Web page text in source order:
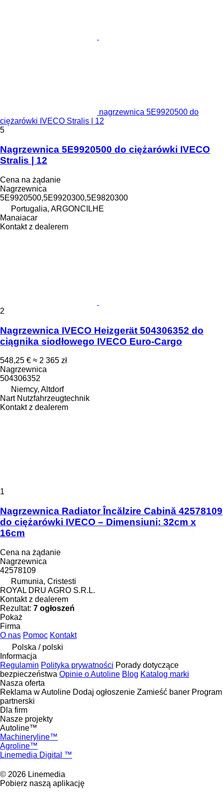
nagrzewnica 5E9920500 do
ciężarówki IVECO Stralis | 12
5
Nagrzewnica 5E9920500 do ciężarówki IVECO
Stralis | 12
Cena na żądanie
Nagrzewnica
5E9920500,5E9920300,5E9820300
Portugalia, ARGONCILHE
Manaiacar
Kontakt z dealerem
2
Nagrzewnica IVECO Heizgerät 504306352 do
ciągnika siodłowego IVECO Euro-Cargo
548,25 € ≈ 2 365 zł
Nagrzewnica
504306352
Niemcy, Altdorf
Nart Nutzfahrzeugtechnik
Kontakt z dealerem
1
Nagrzewnica Radiator Încălzire Cabină 42578109
do ciężarówki IVECO – Dimensiuni: 32cm x
16cm
Cena na żądanie
Nagrzewnica
42578109
Rumunia, Cristesti
ROYAL DRU AGRO S.R.L.
Kontakt z dealerem
Rezultat: 7 ogłoszeń
Pokaż
Firma
O nas Pomoc Kontakt
Polska / polski
Informacja
Regulamin Polityka prywatności Porady dotyczące
bezpieczeństwa Opinie o Autoline Blog Katalog marki
Nasza oferta
Reklama w Autoline Dodaj ogłoszenie Zamieść baner Program
partnerski
Dla firm
Nasze projekty
Autoline™
Machineryline™
Agroline™
Linemedia Digital ™
© 2026 Linemedia
Pobierz naszą aplikację